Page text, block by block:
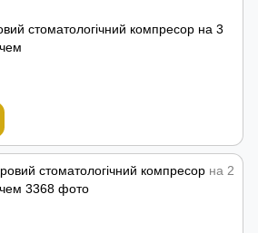
стоматологічний компресор на 3